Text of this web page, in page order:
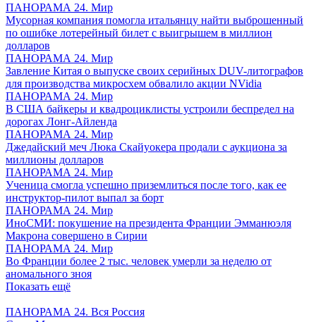
ПАНОРАМА 24. Мир
Мусорная компания помогла итальянцу найти выброшенный
по ошибке лотерейный билет с выигрышем в миллион
долларов
ПАНОРАМА 24. Мир
Завление Китая о выпуске своих серийных DUV-литографов
для производства микросхем обвалило акции NVidia
ПАНОРАМА 24. Мир
В США байкеры и квадроциклисты устроили беспредел на
дорогах Лонг-Айленда
ПАНОРАМА 24. Мир
Джедайский меч Люка Скайуокера продали с аукциона за
миллионы долларов
ПАНОРАМА 24. Мир
Ученица смогла успешно приземлиться после того, как ее
инструктор-пилот выпал за борт
ПАНОРАМА 24. Мир
ИноСМИ: покушение на президента Франции Эмманюэля
Макрона совершено в Сирии
ПАНОРАМА 24. Мир
Во Франции более 2 тыс. человек умерли за неделю от
аномального зноя
Показать ещё
ПАНОРАМА 24. Вся Россия